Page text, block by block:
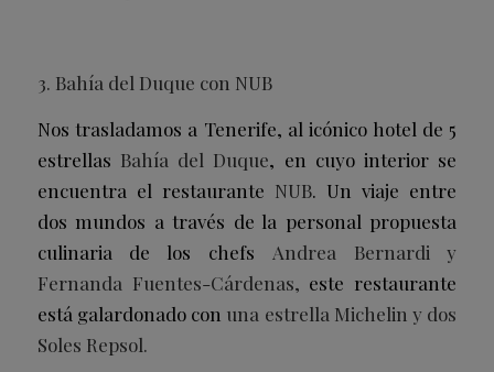
3. Bahía del Duque con NUB
Nos trasladamos a Tenerife, al icónico hotel de 5
estrellas Bahía del Duque, en cuyo interior se
encuentra el restaurante NUB. Un viaje entre
dos mundos a través de la personal propuesta
culinaria de los chefs Andrea Bernardi y
Fernanda Fuentes-Cárdenas, este restaurante
está galardonado con una estrella Michelin y dos
Soles Repsol.